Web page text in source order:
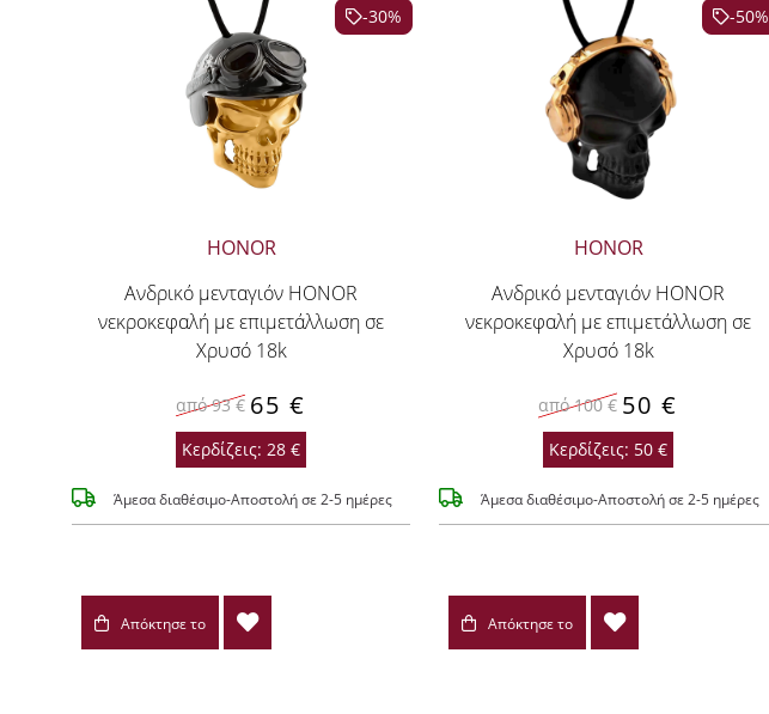
-30%
HONOR
Ανδρικό μενταγιόν HONOR
νεκροκεφαλή με επιμετάλλωση σε
Χρυσό 18k
από 93 € 65 €
Κερδίζεις: 28 €
Άμεσα διαθέσιμο-Αποστολή σε 2-5 ημέρες
Απόκτησε το
-50%
HONOR
Ανδρικό μενταγιόν HONOR
νεκροκεφαλή με επιμετάλλωση σε
Χρυσό 18k
από 100 € 50 €
Κερδίζεις: 50 €
Άμεσα διαθέσιμο-Αποστολή σε 2-5 ημέρες
Απόκτησε το